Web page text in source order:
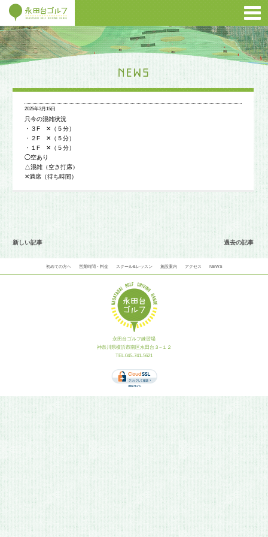
2025年3月15日
只今の混雑状況
・３F ✕（５分）
・２F ✕（５分）
・１F ✕（５分）
◯空あり
△混雑（空き打席）
✕満席（待ち時間）
新しい記事 過去の記事
初めての方へ 営業時間・料金 スクール&レッスン 施設案内 アクセス NEWS
永田台ゴルフ練習場
神奈川県横浜市南区永田台３−１２
TEL.045-741-5621